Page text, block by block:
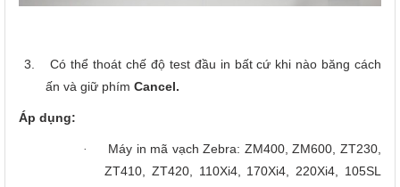
3.
Có thể thoát chế độ test đầu in bất cứ khi nào băng cách
ấn và giữ phím Cancel.
Áp dụng:
·
Máy in mã vạch Zebra: ZM400, ZM600, ZT230,
ZT410, ZT420, 110Xi4, 170Xi4, 220Xi4, 105SL